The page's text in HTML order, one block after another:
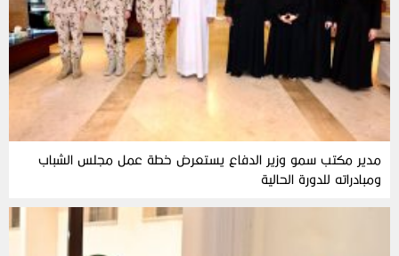
مدير مكتب سمو وزير الدفاع يستعرض خطة عمل مجلس الشباب
ومبادراته للدورة الحالية